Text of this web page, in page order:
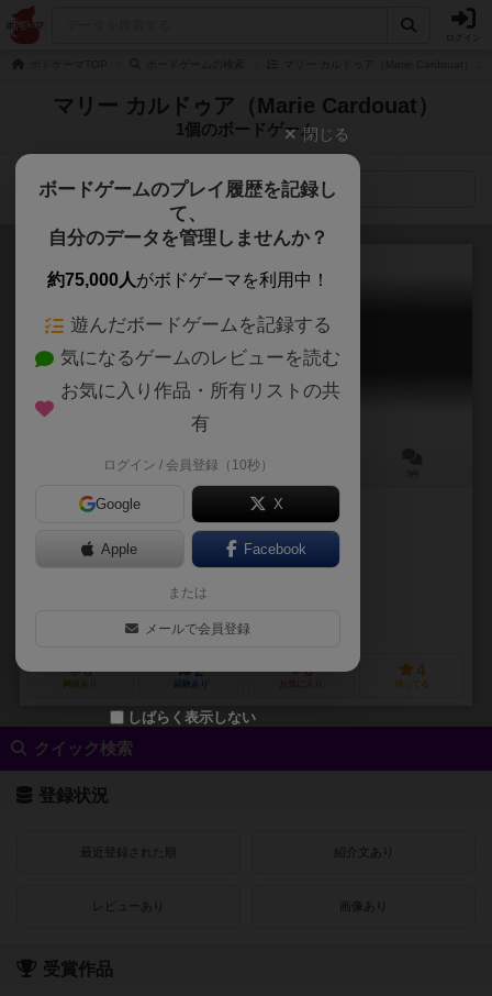
マリー カルドゥア（Marie Cardouat）
1個のボードゲーム
検索メニュー
ホップ！
HOP!
作品説明文の編集者を募集中
マリー・カルドゥア（Marie Cardouat）
ルドヴィック・モーブロ
マリー・カルドゥワ（Marie Cardouat）
ファンフォージ（Funforge）
0
興味あり
2
経験あり
0 4
持ってる
クイック検索
登録状況
最近登録された順 紹介文あり
レビューあり 画像あり
受賞作品
閉じる
ボードゲームのプレイ履歴を記録し
て、
自分のデータを管理しませんか？
約75,000人がボドゲーマを利用中！
遊んだボードゲームを記録する
気になるゲームのレビューを読む
お気に入り作品・所有リストの共
有
ログイン / 会員登録（10秒）
Google X
Apple Facebook
または
メールで会員登録
しばらく表示しない